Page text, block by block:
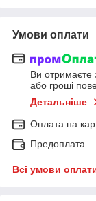
Умови оплати
Ви отримаєте
або гроші
Детальніше
Оплата на
Предоплата
Всі умови